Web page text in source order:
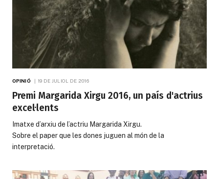
OPINIÓ 19 DE JULIOL DE 2016
Premi Margarida Xirgu 2016, un país d'actrius
excel·lents
Imatxe d’arxiu de l’actriu Margarida Xirgu.
Sobre el paper que les dones juguen al món de la
interpretació.